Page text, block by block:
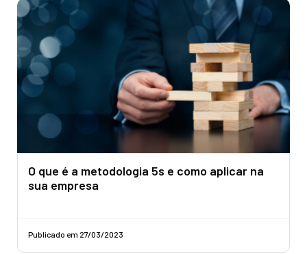
O que é a metodologia 5s e como aplicar na
sua empresa
Publicado em 27/03/2023